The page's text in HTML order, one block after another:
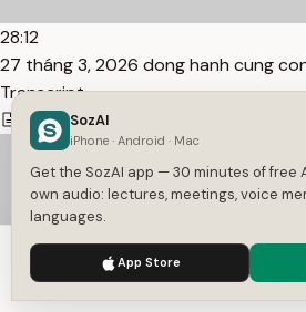
28:12
27 tháng 3, 2026 dong hanh cung
Transcript
3,619
1
We use cookies to enhance your experience.
SozAI
iPhone · Android · Mac
Get the SozAI app — 30 minutes of free
own audio: lectures, meetings, voice
languages.
App Store